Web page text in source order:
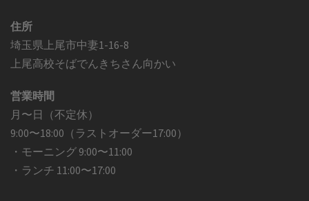
住所
埼玉県上尾市中妻1-16-8
上尾高校そばでんきちさん向かい
営業時間
月〜日（不定休）
9:00〜18:00（ラストオーダー17:00）
・モーニング 9:00〜11:00
・ランチ 11:00〜17:00